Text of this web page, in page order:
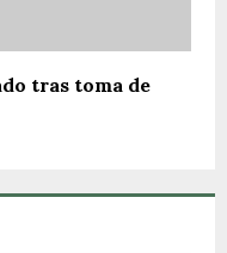
tras toma de